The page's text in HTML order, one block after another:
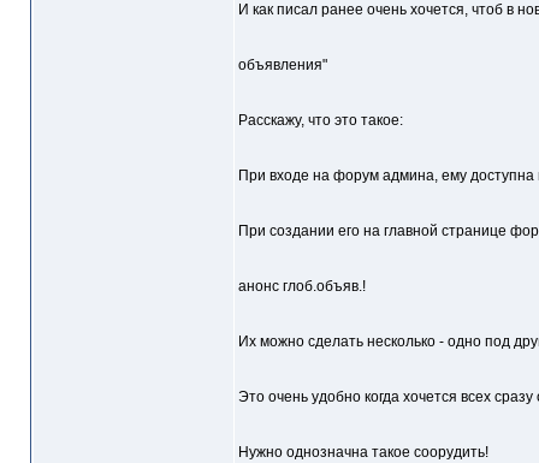
И как писал ранее очень хочется, чтоб в
объявления"
Расскажу, что это такое:
При входе на форум админа, ему доступна
При создании его на главной странице
анонс глоб.объяв.!
Их можно сделать несколько - одно под
Это очень удобно когда хочется всех
Нужно однозначна такое соорудить!